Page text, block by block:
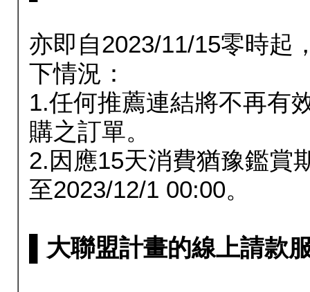
亦即自2023/11/15零時起
下情況：
1.任何推薦連結將不再有
購之訂單。
2.因應15天消費猶豫鑑賞
至2023/12/1 00:00。
▌大聯盟計畫的線上請款